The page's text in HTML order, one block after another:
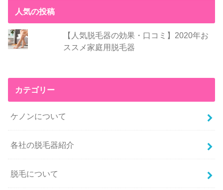
人気の投稿
【人気脱毛器の効果・口コミ】2020年お
ススメ家庭用脱毛器
カテゴリー
ケノンについて
各社の脱毛器紹介
脱毛について